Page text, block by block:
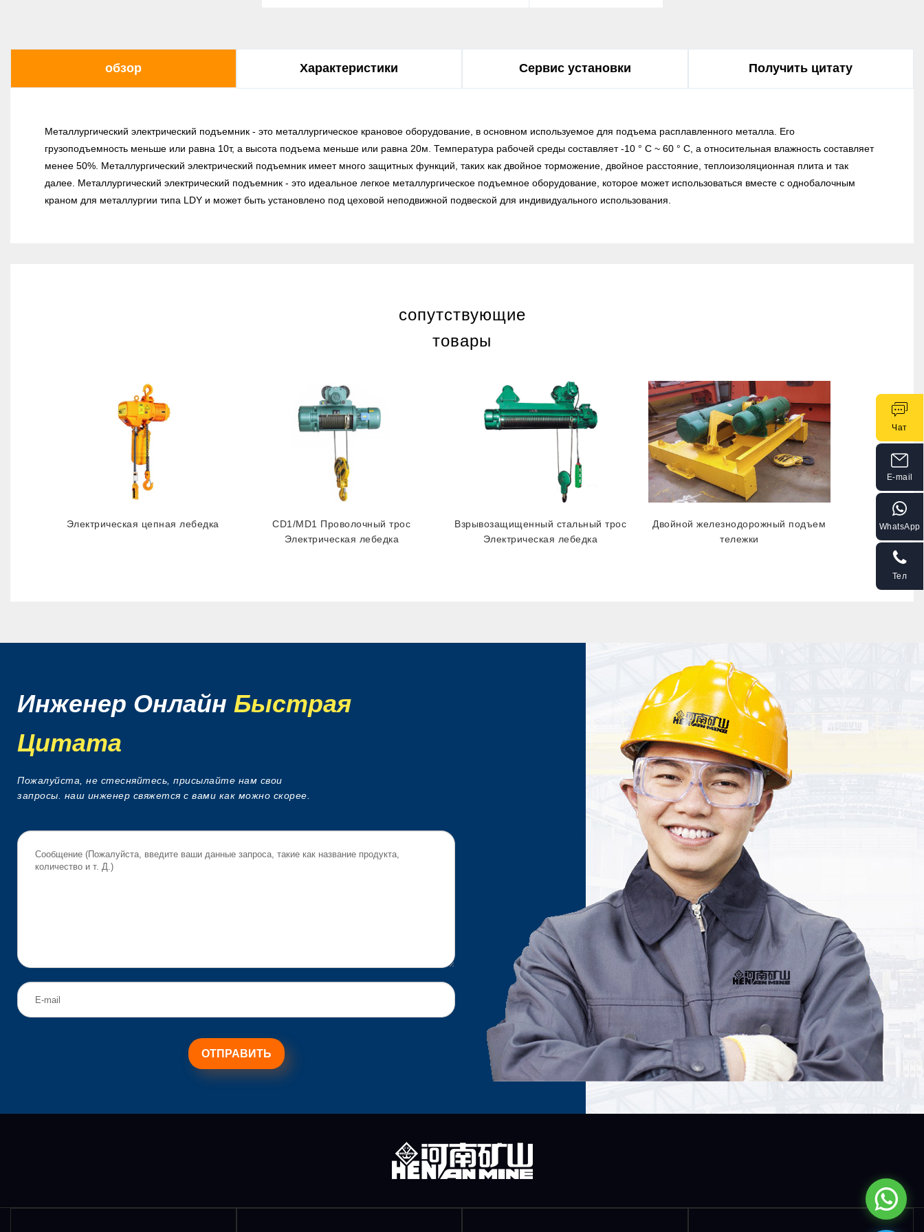
обзор Характеристики Сервис установки Получить цитату
Металлургический электрический подъемник - это металлургическое крановое оборудование, в основном используемое для подъема расплавленного металла. Его
грузоподъемность меньше или равна 10т, а высота подъема меньше или равна 20м. Температура рабочей среды составляет -10 ° C ~ 60 ° C, а относительная влажность составляет
менее 50%. Металлургический электрический подъемник имеет много защитных функций, таких как двойное торможение, двойное расстояние, теплоизоляционная плита и так
далее. Металлургический электрический подъемник - это идеальное легкое металлургическое подъемное оборудование, которое может использоваться вместе с однобалочным
краном для металлургии типа LDY и может быть установлено под цеховой неподвижной подвеской для индивидуального использования.
сопутствующие
товары
Электрическая цепная лебедка
CD1/MD1 Проволочный трос
Электрическая лебедка
Взрывозащищенный стальный трос
Электрическая лебедка
Двойной железнодорожный подъем
тележки
Инженер Онлайн Быстрая
Цитата
Пожалуйста, не стесняйтесь, присылайте нам свои
запросы. наш инженер свяжется с вами как можно скорее.
Чат
E-mail
WhatsApp
Тел